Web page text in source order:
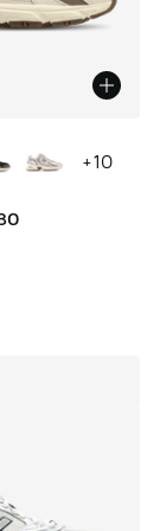
€ 95,00
+10